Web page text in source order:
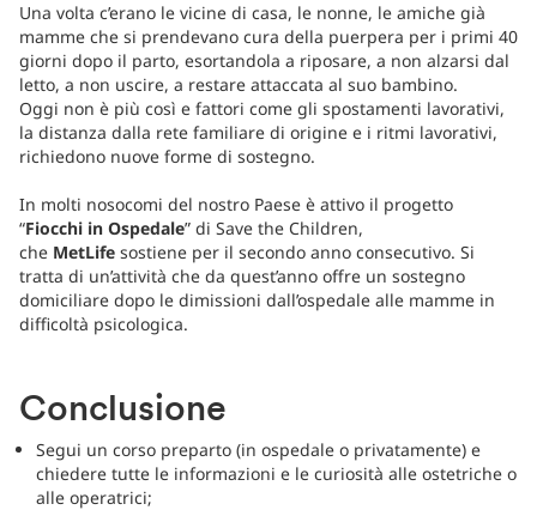
Una volta c’erano le vicine di casa, le nonne, le amiche già
mamme che si prendevano cura della puerpera per i primi 40
giorni dopo il parto, esortandola a riposare, a non alzarsi dal
letto, a non uscire, a restare attaccata al suo bambino.
Oggi non è più così e fattori come gli spostamenti lavorativi,
la distanza dalla rete familiare di origine e i ritmi lavorativi,
richiedono nuove forme di sostegno.
In molti nosocomi del nostro Paese è attivo il progetto
“Fiocchi in Ospedale” di Save the Children,
che MetLife sostiene per il secondo anno consecutivo. Si
tratta di un’attività che da quest’anno offre un sostegno
domiciliare dopo le dimissioni dall’ospedale alle mamme in
difficoltà psicologica.
Conclusione
Segui un corso preparto (in ospedale o privatamente) e
chiedere tutte le informazioni e le curiosità alle ostetriche o
alle operatrici;